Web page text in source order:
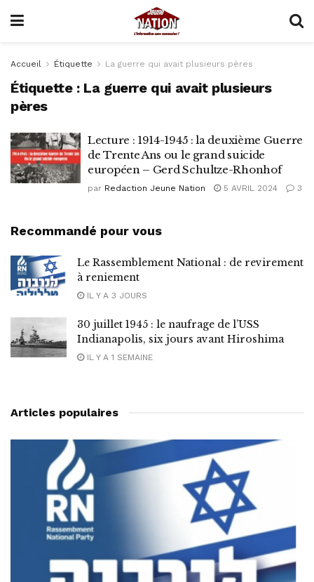
Accueil Étiquette La guerre qui avait plusieurs pères
Étiquette : La guerre qui avait plusieurs
pères
Lecture : 1914-1945 : la deuxième Guerre
de Trente Ans ou le grand suicide
européen – Gerd Schultze-Rhonhof
par Redaction Jeune Nation 5 AVRIL 2024 3
Recommandé pour vous
Le Rassemblement National : de revirement
à reniement
IL Y A 3 JOURS
30 juillet 1945 : le naufrage de l’USS
Indianapolis, six jours avant Hiroshima
IL Y A 1 SEMAINE
Articles populaires